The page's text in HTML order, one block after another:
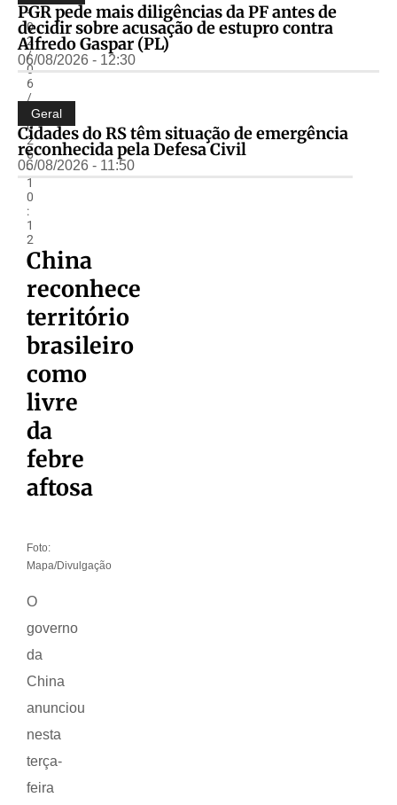
-
0
2
/
0
6
/
2
0
2
6
-
1
0
:
1
2
China
reconhece
território
brasileiro
como
livre
da
febre
aftosa
Foto:
Mapa/Divulgação
O
governo
da
China
anunciou
nesta
terça-
feira
PGR pede mais diligências da PF antes de
decidir sobre acusação de estupro contra
Alfredo Gaspar (PL)
06/08/2026 - 12:30
Geral
Cidades do RS têm situação de emergência
reconhecida pela Defesa Civil
06/08/2026 - 11:50